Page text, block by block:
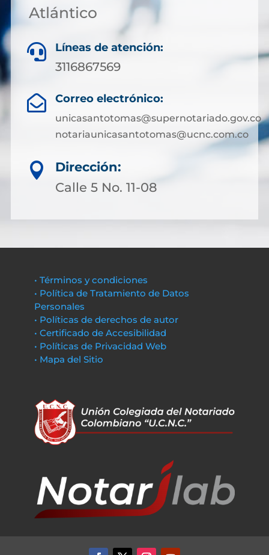
Atlántico
 Líneas de atención:
3116867569
 Correo electrónico:
unicasantotomas@supernotariado.gov.co
notariaunicasantotomas@ucnc.com.co

Dirección:
Calle 5 No. 11-08
• Términos y condiciones
• Política de Tratamiento de Datos
Personales
• Políticas de derechos de autor
• Certificado de Accesibilidad
• Políticas de Privacidad Web
• Mapa del Sitio